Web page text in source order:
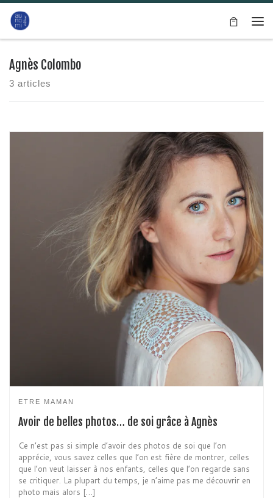
Passer au contenu
Agnès Colombo
3 articles
ETRE MAMAN
Avoir de belles photos… de soi grâce à Agnès
Ce n’est pas si simple d’avoir des photos de soi que l’on
apprécie, vous savez celles que l’on est fière de montrer, celles
que l’on veut laisser à nos enfants, celles que l’on regarde sans
se critiquer. La plupart du temps, je n’aime pas me découvrir en
photo mais alors […]